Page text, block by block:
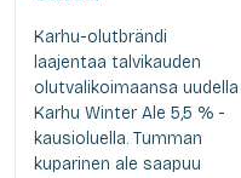
Karhu-olutbrändi
laajentaa talvikauden
olutvalikoimaansa uudella
Karhu Winter Ale 5,5 % -
kausioluella. Tumman
kuparinen ale saapuu